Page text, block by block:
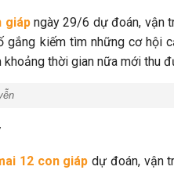
giápngày 29/6 dự đoán, vận
gắng kiếm tìm những cơ hội
khoảng thời gian nữa mới thu
12 con giáp dự đoán, vận